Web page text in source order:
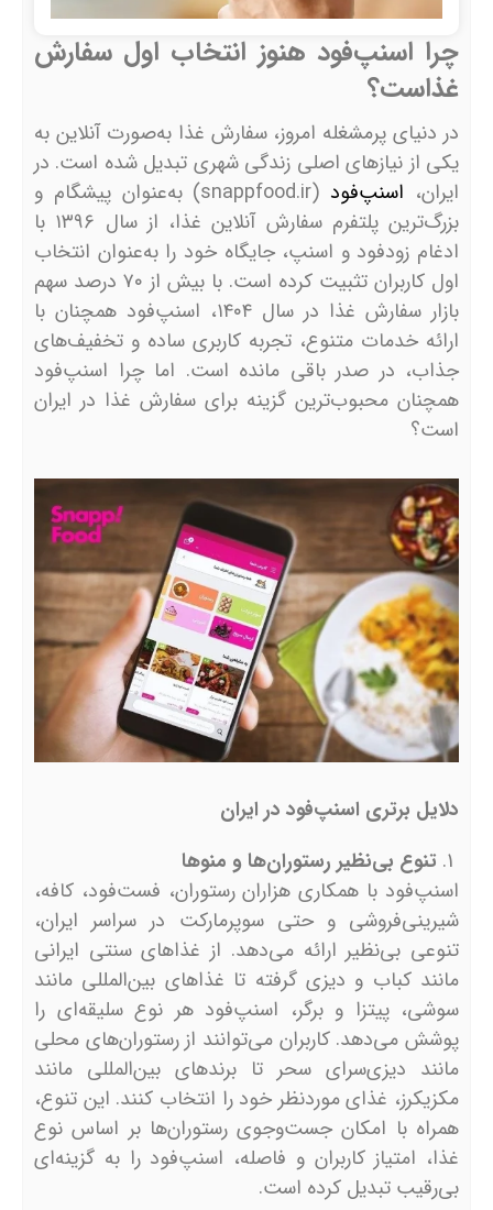
چرا اسنپ‌فود هنوز انتخاب اول سفارش
غذاست؟
در دنیای پرمشغله امروز، سفارش غذا به‌صورت آنلاین به
یکی از نیازهای اصلی زندگی شهری تبدیل شده است. در
ایران، اسنپ‌فود
(snappfood.ir) به‌عنوان پیشگام و
بزرگ‌ترین پلتفرم سفارش آنلاین غذا، از سال ۱۳۹۶ با
ادغام زودفود و اسنپ، جایگاه خود را به‌عنوان انتخاب
اول کاربران تثبیت کرده است. با بیش از ۷۰ درصد سهم
بازار سفارش غذا در سال ۱۴۰۴، اسنپ‌فود همچنان با
ارائه خدمات متنوع، تجربه کاربری ساده و تخفیف‌های
جذاب، در صدر باقی مانده است. اما چرا اسنپ‌فود
همچنان محبوب‌ترین گزینه برای سفارش غذا در ایران
است؟
دلایل برتری اسنپ‌فود در ایران
تنوع بی‌نظیر رستوران‌ها و منوها
اسنپ‌فود با همکاری هزاران رستوران، فست‌فود، کافه،
شیرینی‌فروشی و حتی سوپرمارکت در سراسر ایران،
تنوعی بی‌نظیر ارائه می‌دهد. از غذاهای سنتی ایرانی
مانند کباب و دیزی گرفته تا غذاهای بین‌المللی مانند
سوشی، پیتزا و برگر، اسنپ‌فود هر نوع سلیقه‌ای را
پوشش می‌دهد. کاربران می‌توانند از رستوران‌های محلی
مانند دیزی‌سرای سحر تا برندهای بین‌المللی مانند
مکزیکرز، غذای موردنظر خود را انتخاب کنند. این تنوع،
همراه با امکان جست‌وجوی رستوران‌ها بر اساس نوع
غذا، امتیاز کاربران و فاصله، اسنپ‌فود را به گزینه‌ای
بی‌رقیب تبدیل کرده است.